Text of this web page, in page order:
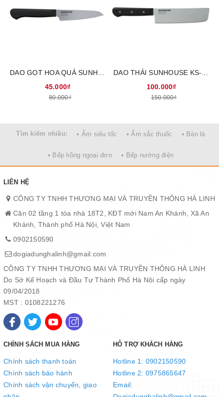
quá trình sử dụng.
Công nghệ mài đơn 65%: Góc cắt nhỏ vượt trội
bề mặt lưỡi dao, gia công chất lượng tạo nên góc cắt nhỏ siêu
Độ sắc bén, bền cứng và chống gỉ cao
Lưỡi dao được làm từ thép SUS420J2 không gỉ cao cấp, qua
nhiệt luyện đạt độ cứng 52 HRC và khả năng chống gỉ tối ưu, hạn
chế biến và hạn chế biến dạng nếu gặp tác động lực giúp tạo ra
những nhát cắt mịn, chuẩn xác và đẹp nhất, mang đến cho bạn
những trải nghiệm nấu nướng tuyệt vời.
45.000₫
80.000₫
100.000₫
150.000₫
Tìm kiếm nhiều: • Ấm siêu tốc • Ấm sắc thuốc • Bàn là
• Bếp hồng ngoại đơn • Bếp nướng điện
LIÊN HỆ
CÔNG TY TNHH THƯƠNG MẠI VÀ TRUYỀN THÔNG HÀ LINH
Căn 02 tầng 1 tòa nhà 18T2, KĐT mới Nam An Khánh, Xã An
Khánh, Thành phố Hà Nội, Việt Nam
0902150590
dogiadunghalinh@gmail.com
CÔNG TY TNHH THƯƠNG MẠI VÀ TRUYỀN THÔNG HÀ LINH
Do Sở Kế Hoạch và Đầu Tư Thành Phố Hà Nội cấp ngày
09/04/2018
MST : 0108221276
CHÍNH SÁCH MUA HÀNG
Chính sách thanh toán
Chính sách bảo hành
Chính sách vận chuyển, giao
HỖ TRỢ KHÁCH HÀNG
Hotline 1: 0902150590
Hotline 2: 0975865647
Email: